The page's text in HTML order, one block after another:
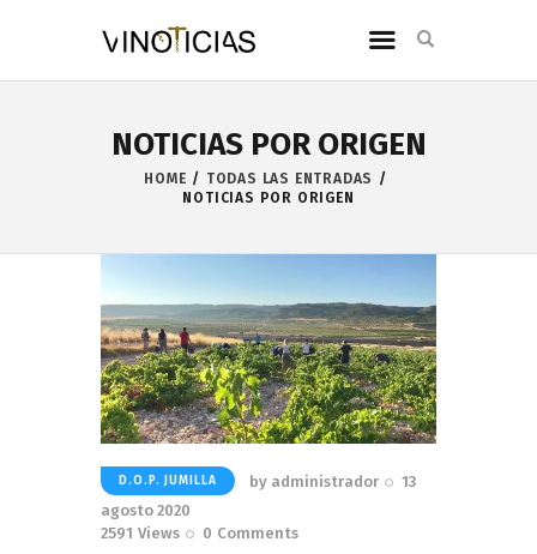
NOTICIAS POR ORIGEN
HOME
TODAS LAS ENTRADAS
NOTICIAS POR ORIGEN
D.O.P. JUMILLA by administrador
13
agosto 2020
2591 Views 0 Comments